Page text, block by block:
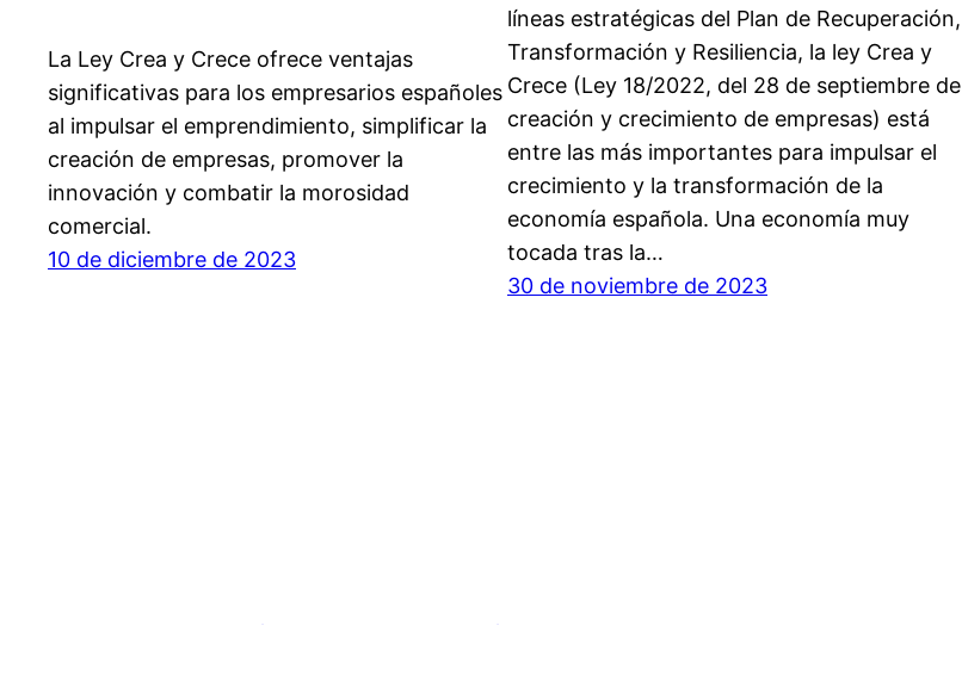
La Ley Crea y Crece ofrece ventajas
significativas para los empresarios españoles
al impulsar el emprendimiento, simplificar la
creación de empresas, promover la
innovación y combatir la morosidad
comercial.
10 de diciembre de 2023
líneas estratégicas del Plan de Recuperación,
Transformación y Resiliencia, la ley Crea y
Crece (Ley 18/2022, del 28 de septiembre de
creación y crecimiento de empresas) está
entre las más importantes para impulsar el
crecimiento y la transformación de la
economía española. Una economía muy
tocada tras la…
30 de noviembre de 2023
Flesip, factura electrónica para pymes y autónomos